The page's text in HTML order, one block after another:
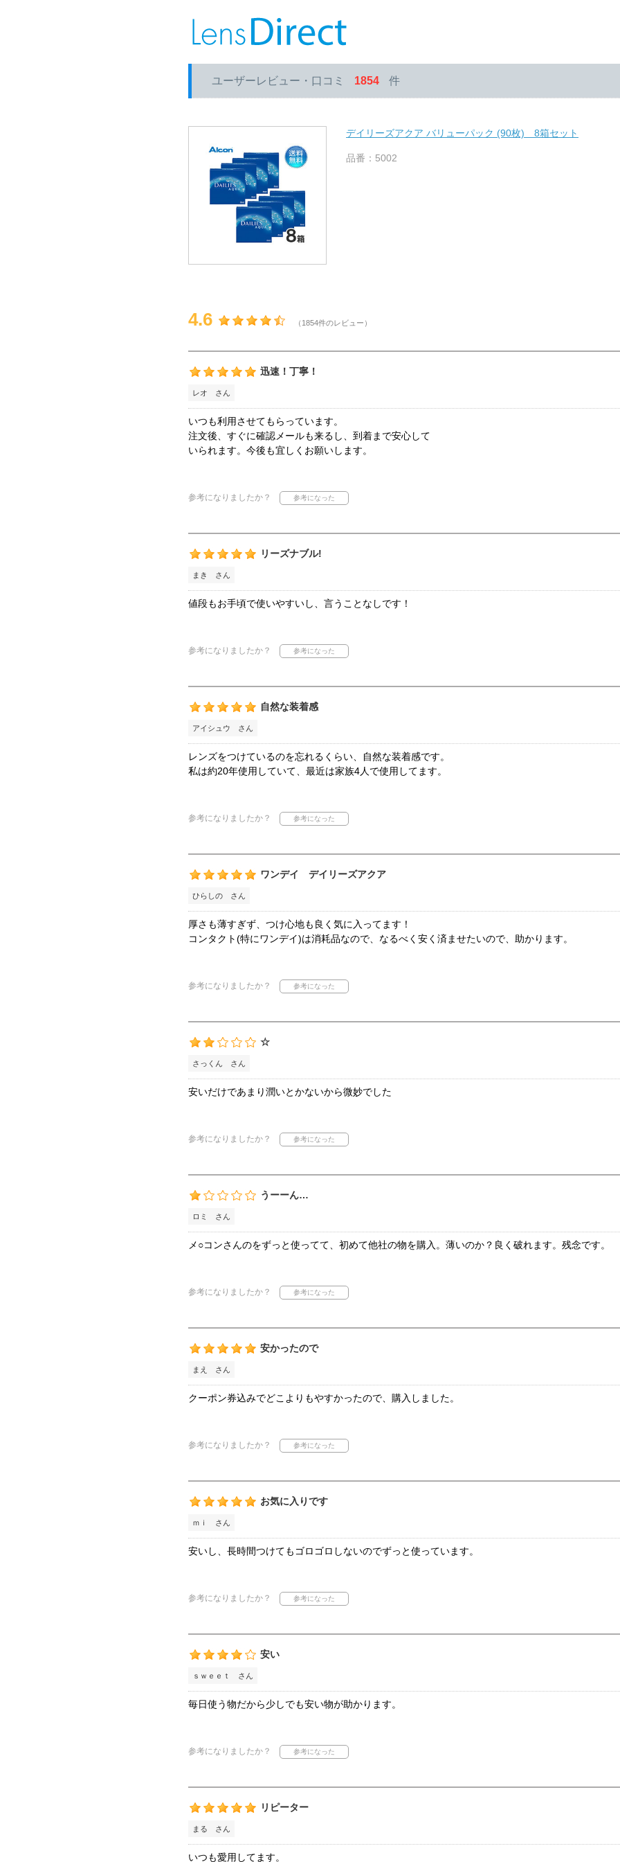
ユーザーレビュー・口コミ 1854 件
デイリーズアクア バリューパック (90枚) 8箱セット
品番：5002
4.6 （1854件のレビュー）
迅速！丁寧！
レオ さん
いつも利用させてもらっています。
注文後、すぐに確認メールも来るし、到着まで安心して
いられます。今後も宜しくお願いします。
参考になりましたか？
リーズナブル!
まき さん
値段もお手頃で使いやすいし、言うことなしです！
参考になりましたか？
自然な装着感
アイシュウ さん
レンズをつけているのを忘れるくらい、自然な装着感です。
私は約20年使用していて、最近は家族4人で使用してます。
参考になりましたか？
ワンデイ デイリーズアクア
ひらしの さん
厚さも薄すぎず、つけ心地も良く気に入ってます！
コンタクト(特にワンデイ)は消耗品なので、なるべく安く済ませたいので、助かります。
参考になりましたか？
☆
さっくん さん
安いだけであまり潤いとかないから微妙でした
参考になりましたか？
うーーん…
ロミ さん
メ○コンさんのをずっと使ってて、初めて他社の物を購入。薄いのか？良く破れます。残念です。
参考になりましたか？
安かったので
まえ さん
クーポン券込みでどこよりもやすかったので、購入しました。
参考になりましたか？
お気に入りです
ｍｉ さん
安いし、長時間つけてもゴロゴロしないのでずっと使っています。
参考になりましたか？
安い
ｓｗｅｅｔ さん
毎日使う物だから少しでも安い物が助かります。
参考になりましたか？
リピーター
まる さん
いつも愛用してます。